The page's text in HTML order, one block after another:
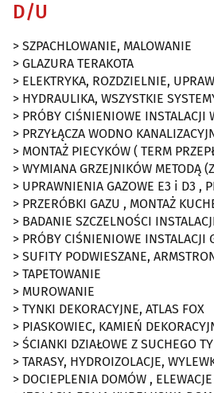
D/U
> SZPACHLOWANIE, MALOWANIE
> GLAZURA TERAKOTA
> ELEKTRYKA, ROZDZIELNIE,
> HYDRAULIKA, WSZYSTKIE
> PRÓBY CIŚNIENIOWE INSTALACJI
> PRZYŁĄCZA WODNO
> MONTAŻ PIECYKÓW ( TERM
> WYMIANA GRZEJNIKÓW METODĄ
> UPRAWNIENIA GAZOWE E3 i D3 ,
> PRZERÓBKI GAZU , MONTAŻ
> BADANIE SZCZELNOŚCI
> PRÓBY CIŚNIENIOWE INSTALACJI
> SUFITY PODWIESZANE,
> TAPETOWANIE
> MUROWANIE
> TYNKI DEKORACYJNE, ATLAS FOX
> PIASKOWIEC, KAMIEŃ
> ŚCIANKI DZIAŁOWE Z SUCHEGO
> TARASY, HYDROIZOLACJE,
> DOCIEPLENIA DOMÓW , ELEWACJE